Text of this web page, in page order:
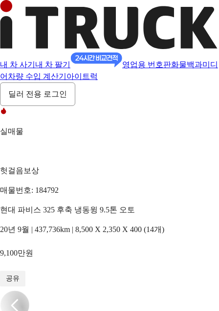
내 차 사기 내 차 팔기 영업용 번호판화물백과미디
어 차량 수입 계산기 아이트럭
딜러 전용 로그인
실매물
헛걸음보상
매물번호: 184792
현대 파비스 325 후축 냉동윙 9.5톤 오토
20년 9월 | 437,736km | 8,500 X 2,350 X 400 (14개)
9,100만원
공유
/18